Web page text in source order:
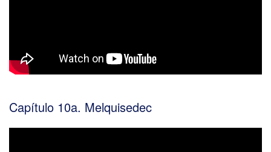
Capítulo 10a. Melquisedec